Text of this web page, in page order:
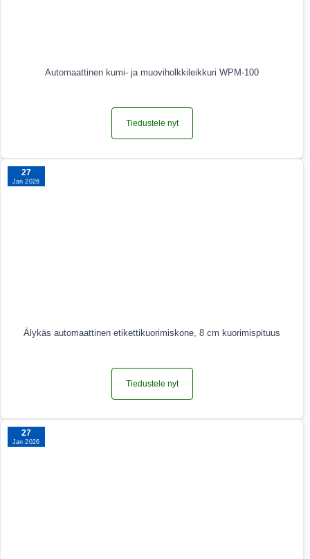
Automaattinen kumi- ja muoviholkkileikkuri WPM-100
Tiedustele nyt
27
Jan 2026
Älykäs automaattinen etikettikuorimiskone, 8 cm kuorimispituus
Tiedustele nyt
27
Jan 2026